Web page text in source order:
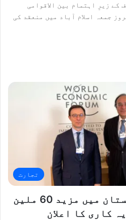
کے زیرِ اہتمام بین الاقوامی
جمعہ اسلام آباد میں منعقد کی
تجارت
نیسلے کا پاکستان میں مزید 60 ملین
کاری کا اعلان